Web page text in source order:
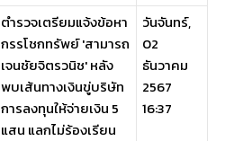
ตำรวจเตรียมแจ้งข้อหา
กรรโชกทรัพย์ 'สามารถ
เจนชัยจิตรวนิช' หลัง
พบเส้นทางเงินขู่บริษัท
การลงทุนให้จ่ายเงิน 5
แสน แลกไม่ร้องเรียน
วันจันทร์,
02
ธันวาคม
2567
16:37